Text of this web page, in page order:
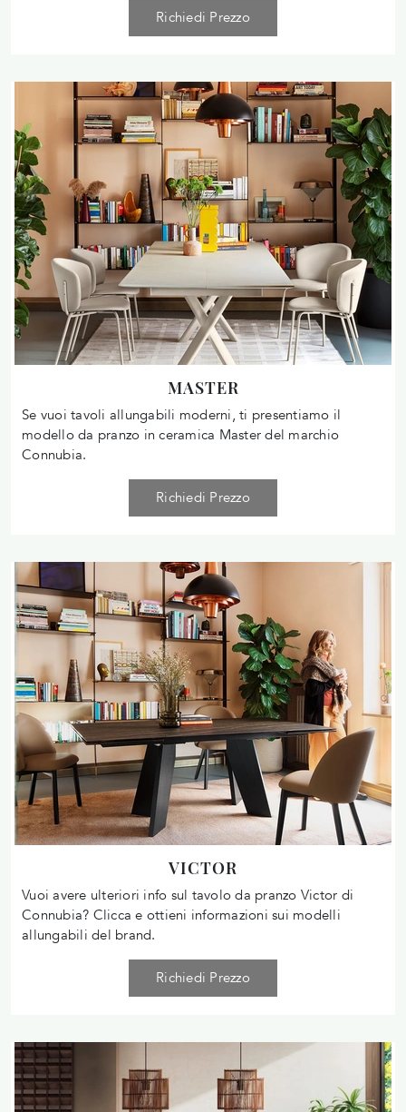
Richiedi Prezzo
MASTER
Se vuoi tavoli allungabili moderni, ti presentiamo il
modello da pranzo in ceramica Master del marchio
Connubia.
Richiedi Prezzo
VICTOR
Vuoi avere ulteriori info sul tavolo da pranzo Victor di
Connubia? Clicca e ottieni informazioni sui modelli
allungabili del brand.
Richiedi Prezzo